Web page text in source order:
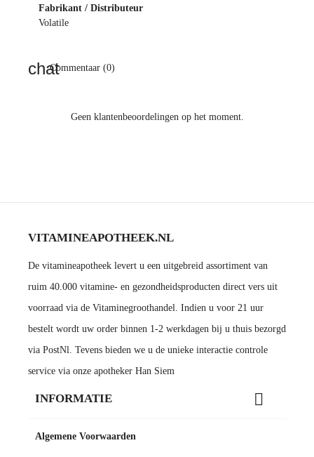
Fabrikant / Distributeur
Volatile
Commentaar (0)
Geen klantenbeoordelingen op het moment.
VITAMINEAPOTHEEK.NL
De vitamineapotheek levert u een uitgebreid assortiment van
ruim 40.000 vitamine- en gezondheidsproducten direct vers uit
voorraad via de Vitaminegroothandel. Indien u voor 21 uur
bestelt wordt uw order binnen 1-2 werkdagen bij u thuis bezorgd
via PostNl. Tevens bieden we u de unieke interactie controle
service via onze apotheker Han Siem
INFORMATIE 
Algemene Voorwaarden